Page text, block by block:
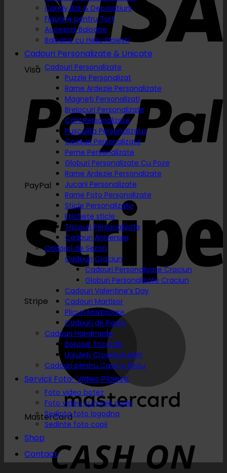
Visa
PayPal
Stripe
MasterCard
Candy Bar & Decoratiuni
Figurine pentru Tort
Accesorii Baloane
Baloane cu Heliu Ploiesti
Cadouri Personalizate & Unicate
Cadouri Personalizate
Puzzle Personalizat
Rame Ardezie Personalizate
Magneti Personalizati
Brelocuri Personalizate
Cani Personalizate
Pusculita Personalizata
Ceasuri Personalizate
Perne Personalizate
Globuri Personalizate Cu Poze
Rame Ardezie Personalizate
Jucarii Personalizate
Rame Foto Personalizate
Sticle Personalizate
Etichete sticle
Tricouri Personalizate
Cadouri Aniversari
Cadouri de Sezon
Cadouri Craciun
Cadouri Personalizate Craciun
Globuri Personalizate Craciun
Cadouri Valentine’s Day
Cadouri Martisor
Plicuri Martisoare
Cadouri de Paste
Cadouri Handmade
Botosei Tricotati
Ursuleti Crosetati Mari
Cadouri pentru Casa & Birou
Servicii Foto-Video Ploiesti
Foto video botez
Foto video cununie civila
Sedinta foto logodna
Sedinte foto copii
Shop
Contact